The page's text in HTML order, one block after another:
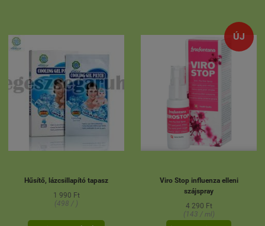
Hűsítő, lázcsillapító tapasz
1 990 Ft
(498 / )
ÚJ
Viro Stop influenza elleni
szájspray
4 290 Ft
(143 / ml)